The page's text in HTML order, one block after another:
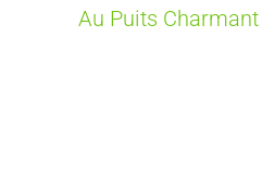
Au Puits Charmant